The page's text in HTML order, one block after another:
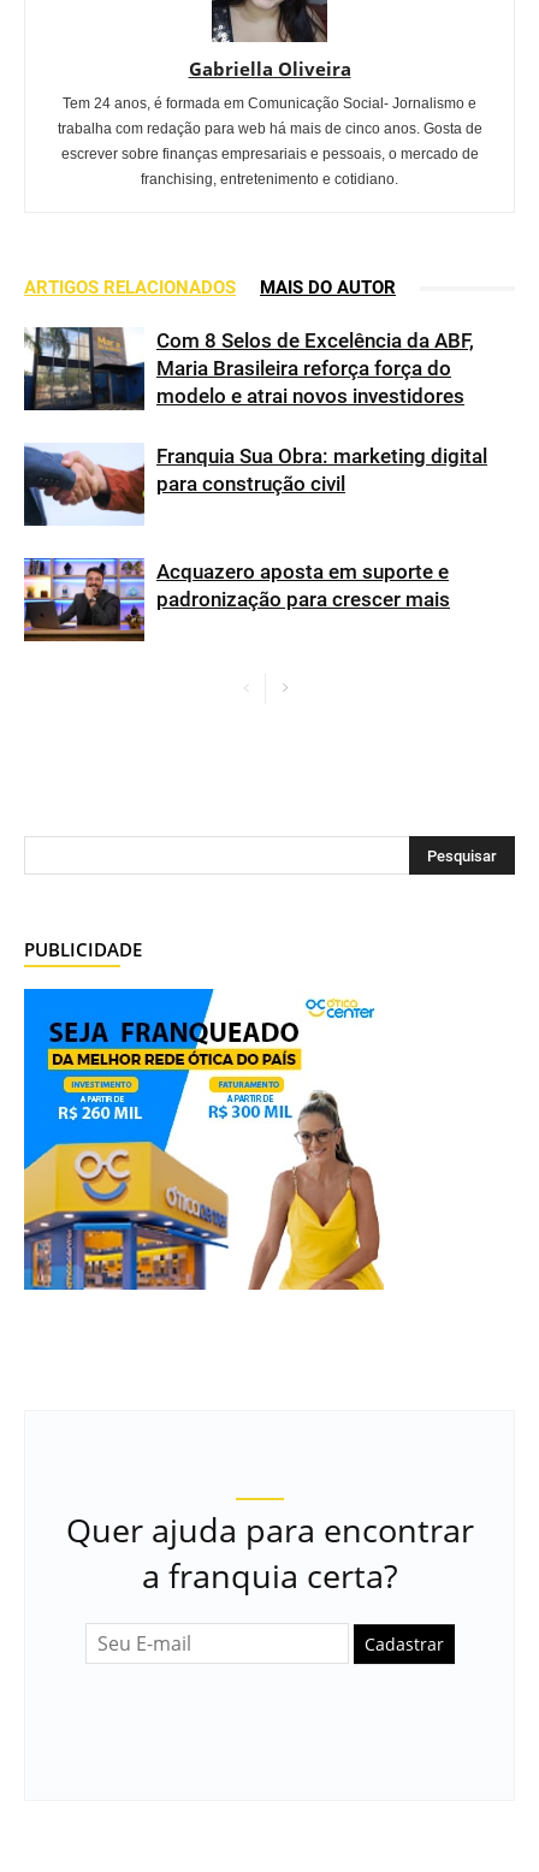
Gabriella Oliveira
Tem 24 anos, é formada em Comunicação Social- Jornalismo e
trabalha com redação para web há mais de cinco anos. Gosta de
escrever sobre finanças empresariais e pessoais, o mercado de
franchising, entretenimento e cotidiano.
ARTIGOS RELACIONADOS MAIS DO AUTOR
Com 8 Selos de Excelência da ABF,
Maria Brasileira reforça força do
modelo e atrai novos investidores
Franquia Sua Obra: marketing digital
para construção civil
Acquazero aposta em suporte e
padronização para crescer mais
PUBLICIDADE
Quer ajuda para encontrar
a franquia certa?
Cadastrar